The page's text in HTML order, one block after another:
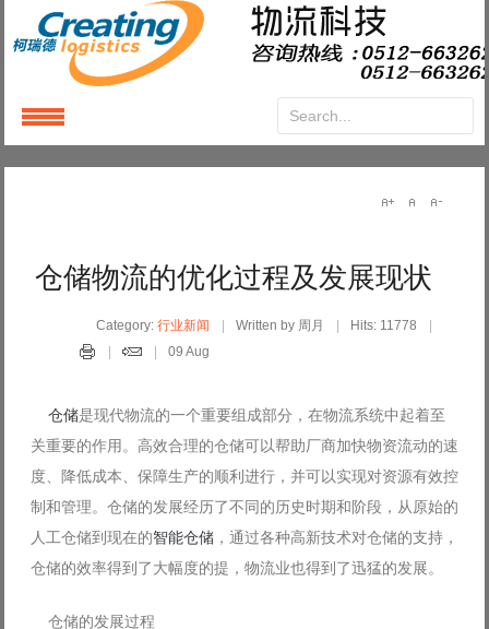
仓储物流的优化过程及发展现状
Category:行业新闻 Written by 周月
Hits: 11778
09 Aug
仓储是现代物流的一个重要组成部分，在物流系统中起着至
关重要的作用。高效合理的仓储可以帮助厂商加快物资流动的速
度、降低成本、保障生产的顺利进行，并可以实现对资源有效控
制和管理。仓储的发展经历了不同的历史时期和阶段，从原始的
人工仓储到现在的智能仓储 ，通过各种高新技术对仓储的支持，
仓储的效率得到了大幅度的提，物流业也得到了迅猛的发展。
仓储的发展过程
LoginorRegister
Log in with Facebook
Forgot your password?
Forgot your username?